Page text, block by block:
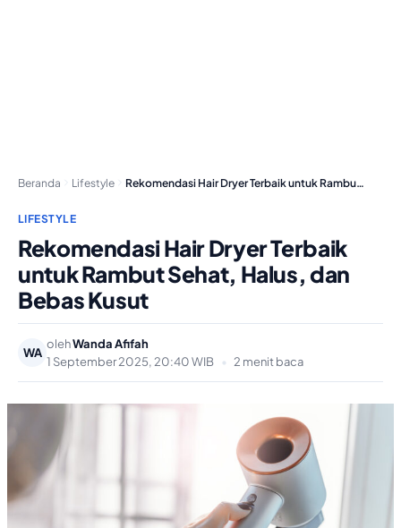
Beranda Lifestyle Rekomendasi Hair Dryer Terbaik untuk Rambut Sehat, Halus,…
LIFESTYLE
Rekomendasi Hair Dryer Terbaik
untuk Rambut Sehat, Halus, dan
Bebas Kusut
WA
olehWanda Afifah
1 September 2025, 20:40 WIB
• 2 menit baca